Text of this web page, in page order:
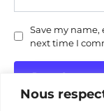
Nous
Save my name,
next time I